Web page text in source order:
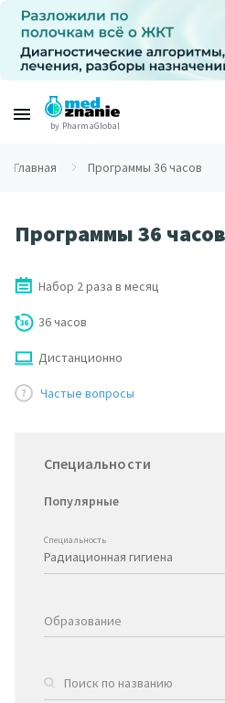
by PharmaGlobal
Главная Программы 36 часов
Программы 36 часов
Набор 2 раза в месяц
36 часов
Дистанционно
Частые вопросы
Специальности
Популярные
Специальность
Образование